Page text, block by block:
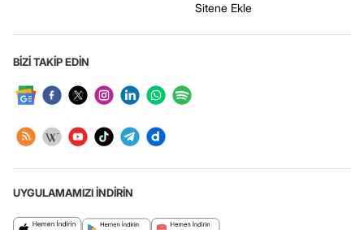
Sitene Ekle
BİZİ TAKİP EDİN
UYGULAMAMIZI İNDİRİN